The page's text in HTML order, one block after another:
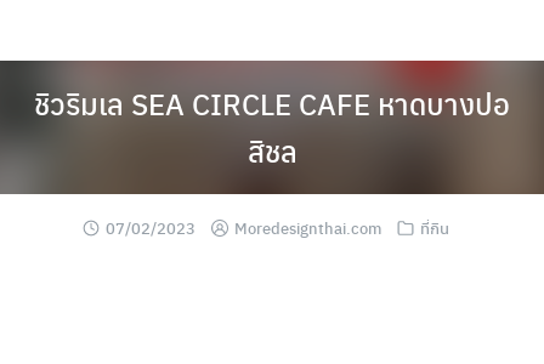
ชิวริมเล SEA CIRCLE CAFE หาดบางปอ
สิชล
07/02/2023 Moredesignthai.com ที่กิน